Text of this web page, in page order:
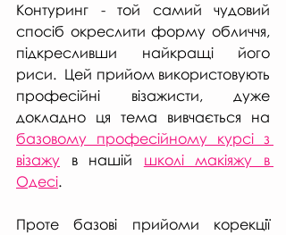
Контуринг - той самий чудовий
спосіб окреслити форму обличчя,
підкресливши найкращі його
риси.  Цей прийом використовують
професійні візажисти, дуже
базовому професійному курсі з
візажу в нашій школі макіяжу в
Одесі.
Проте базові прийоми корекції